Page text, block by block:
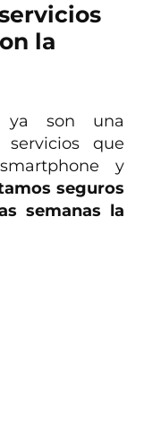
la
ya son una
que
y
seguros
semanas la